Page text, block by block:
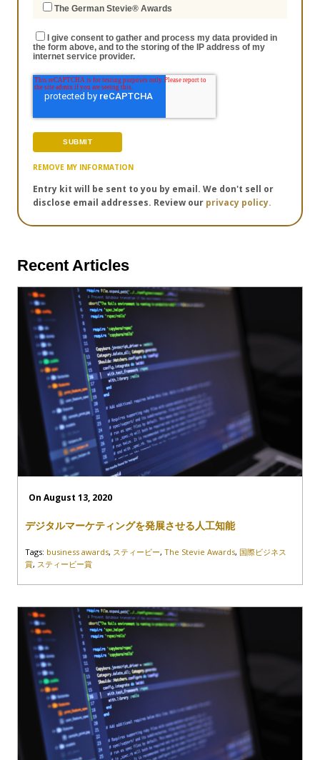
The German Stevie® Awards
I give consent to gather and process my data provided in
the form above, and to the storing of the IP address of my
internet service provider.
REMOVE MY INFORMATION
Entry kit will be sent to you by email. We don't sell or
disclose email addresses. Review our privacy policy.
Recent Articles
On August 13, 2020
デジタルマーケティングを発展させる人工知能
Tags: business awards, スティービー, The Stevie Awards, 国際ビジネス
賞, スティービー賞